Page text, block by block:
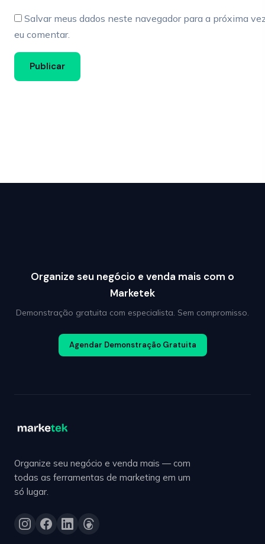
Salvar meus dados neste navegador para a próxima
eu comentar.
Organize seu negócio e venda mais com o
Marketek
Demonstração gratuita com especialista. Sem compromisso.
Agendar Demonstração Gratuita
Organize seu negócio e venda mais — com
todas as ferramentas de marketing em um
só lugar.